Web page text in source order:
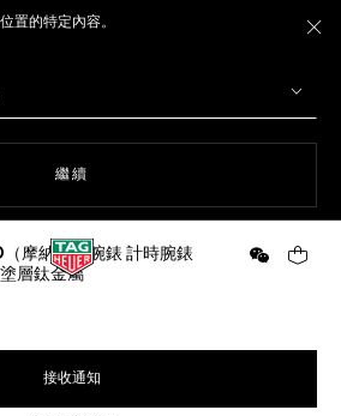
置的特定內容。
繼續
微信 您的
（摩納哥）腕錶 計時腕錶
層鈦金屬
接收通知